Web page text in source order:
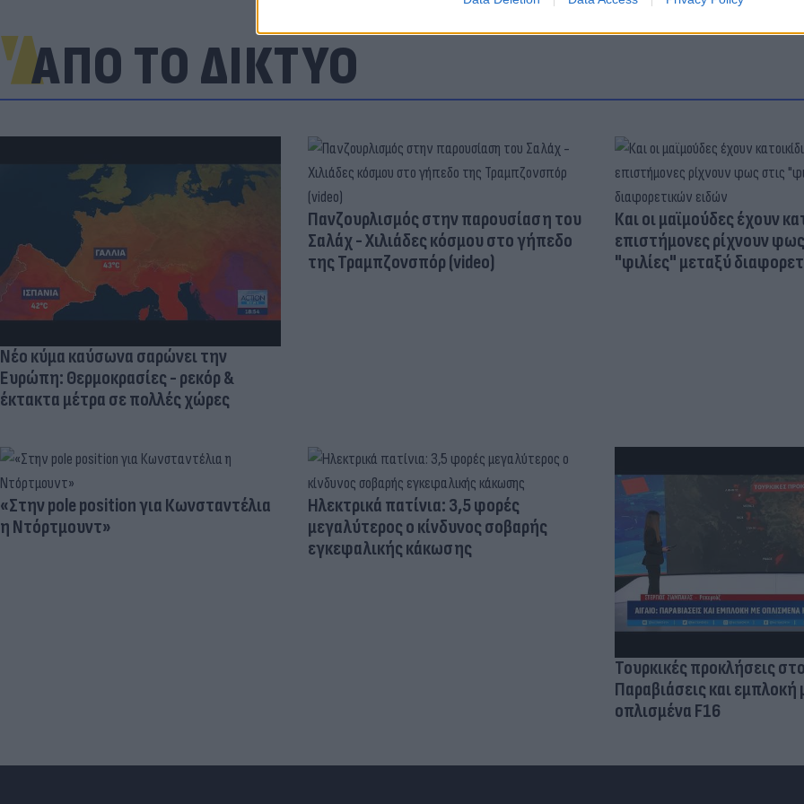
ΑΠΟ ΤΟ ΔΙΚΤΥΟ
Νέο κύμα καύσωνα σαρώνει την
Ευρώπη: Θερμοκρασίες - ρεκόρ &
έκτακτα μέτρα σε πολλές χώρες
Πανζουρλισμός στην παρουσίαση του
Σαλάχ - Χιλιάδες κόσμου στο γήπεδο
της Τραμπζονσπόρ (video)
Και οι μαϊμούδες έχουν
επιστήμονες ρίχνουν
"φιλίες" μεταξύ
«Στην pole position για Κωνσταντέλια
η Ντόρτμουντ»
Ηλεκτρικά πατίνια: 3,5 φορές
μεγαλύτερος ο κίνδυνος σοβαρής
εγκεφαλικής κάκωσης
Τουρκικές προκλήσεις
Παραβιάσεις και εμπλοκή
οπλισμένα F16